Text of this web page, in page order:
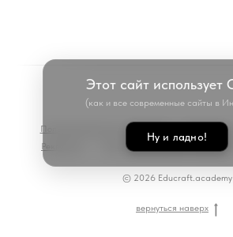
Этот сайт использует
(как и все современные сайты в
Ну и ладно!
Пользовательское соглашение
Политика
Реквизиты
ИНН 233712438411 |
© 2026 Educraft.academy
вернуться наверх